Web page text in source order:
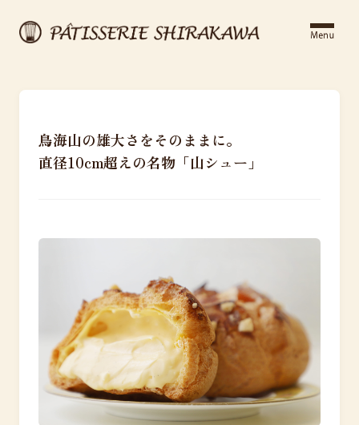
鳥海山の雄大さをそのままに。
直径10cm超えの名物「山シュー」